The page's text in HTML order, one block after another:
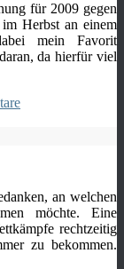
für 2009 gegen
Herbst an einem
mein Favorit
da hierfür viel
an welchen
möchte. Eine
rechtzeitig
zu bekommen.